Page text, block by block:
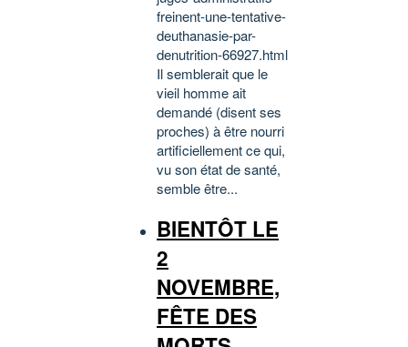
freinent-une-tentative-
deuthanasie-par-
denutrition-66927.html
Il semblerait que le
vieil homme ait
demandé (disent ses
proches) à être nourri
artificiellement ce qui,
vu son état de santé,
semble être...
BIENTÔT LE
2
NOVEMBRE,
FÊTE DES